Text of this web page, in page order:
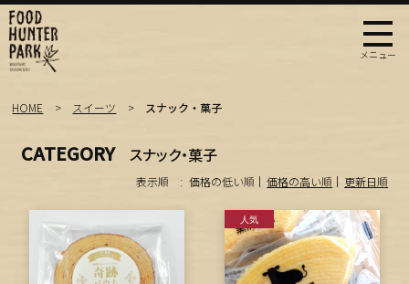
HOME スイーツ スナック・菓子
CATEGORY スナック・菓子
表示順 : 価格の低い順 価格の高い順 更新日順